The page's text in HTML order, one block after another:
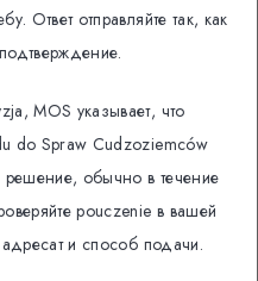
Ответ отправляйте так, как
MOS указывает, что
do Spraw Cudzoziemców
обычно в течение
pouczenie в вашей
и способ подачи.